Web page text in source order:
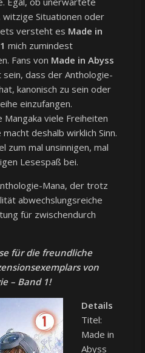
Situationen oder
versteht es Made in
mich zumindest
Fans von Made in Abyss
dass der Anthologie-
kanonisch zu sein oder
einzufangen.
viele Freiheiten
deshalb wirklich Sinn.
zum mal unsinnigen, mal
Lesespaß bei.
Mana, der trotz
abwechslungsreiche
für zwischendurch
für die freundliche
von
– Band 1!
Details
Titel:
Made in
Abyss